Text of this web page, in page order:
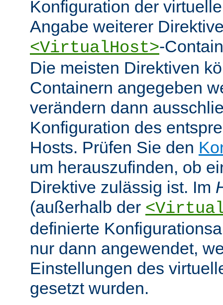
Konfiguration der
Angabe weiterer
<VirtualHost>-
Die meisten Direktiven
Containern angegeben
verändern dann
Konfiguration des
Hosts. Prüfen Sie den
um herauszufinden, ob
Direktive zulässig ist. Im
(außerhalb der
definierte
nur dann angewendet,
Einstellungen des
gesetzt wurden.